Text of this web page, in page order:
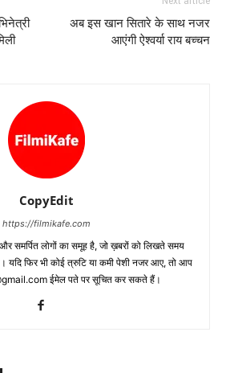
अब इस खान सितारे के साथ नजर
आएंगी ऐश्‍वर्या राय बच्‍चन
CopyEdit
https://filmikafe.com
समर्पित लोगों का समूह है, जो ख़बरों को लिखते समय
यदि फिर भी कोई त्रुटि या कमी पेशी नजर आए, तो आप
ईमेल पते पर सूचित कर सकते हैं।